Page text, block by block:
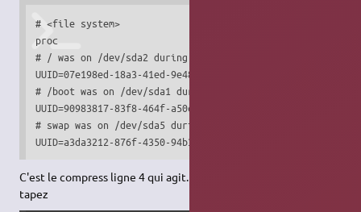
# <file system>                      <mount point>
proc                                        /proc  proc
# / was on /dev/sda2 during installation
UUID=07e198ed-18a3-41ed-9e48-bde82ead65fc   /
# /boot was on /dev/sda1 during installation
UUID=90983817-83f8-464f-a50c-39cd02317447   /boot
# swap was on /dev/sda5 during installation
UUID=a3da3212-876f-4350-94b3-4b5b5040c871   none
C'est le compress ligne 4 qui agit. Pour compresser en lzo,
tapez